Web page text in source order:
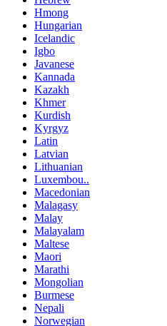
Hmong
Hungarian
Icelandic
Igbo
Javanese
Kannada
Kazakh
Khmer
Kurdish
Kyrgyz
Latin
Latvian
Lithuanian
Luxembou..
Macedonian
Malagasy
Malay
Malayalam
Maltese
Maori
Marathi
Mongolian
Burmese
Nepali
Norwegian